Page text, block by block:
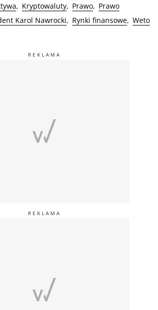
Kryptowaluty Prawo
Prawo
Karol Nawrocki Rynki finansowe Weto